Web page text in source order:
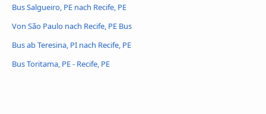
Bus Salgueiro, PE nach Recife, PE
Von São Paulo nach Recife, PE Bus
Bus ab Teresina, PI nach Recife, PE
Bus Toritama, PE - Recife, PE